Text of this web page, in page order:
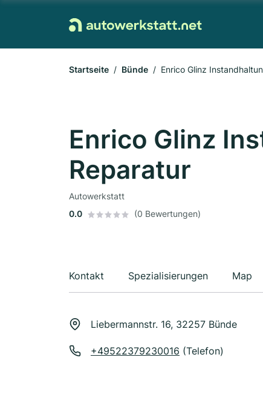
Startseite Bünde Enrico Glinz
Enrico Glinz
Reparatur
Autowerkstatt
0.0
(0 Bewertungen)
Kontakt Spezialisierungen Map
Liebermannstr. 16, 32257 Bünde
+49522379230016 (Telefon)